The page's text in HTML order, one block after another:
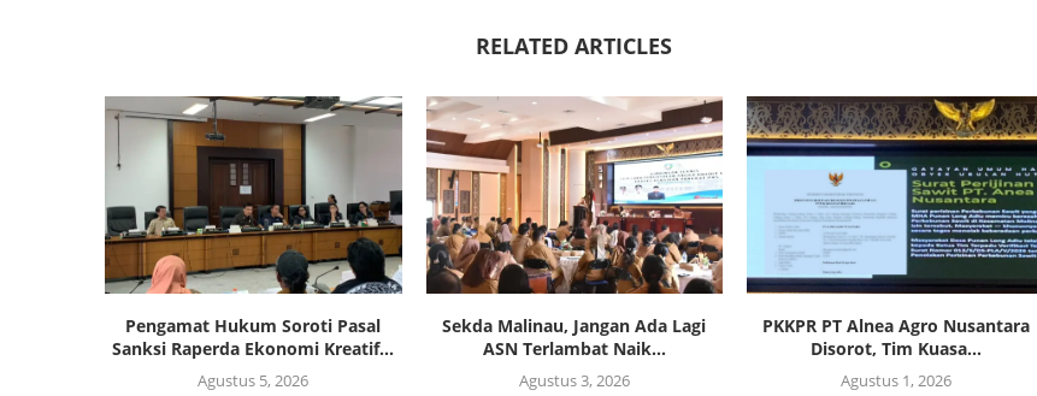
RELATED ARTICLES
Pengamat Hukum Soroti Pasal
Sanksi Raperda Ekonomi Kreatif...
Agustus 5, 2026
Sekda Malinau, Jangan Ada Lagi
ASN Terlambat Naik...
Agustus 3, 2026
PKKPR PT Alnea Agro Nusantara
Disorot, Tim Kuasa...
Agustus 1, 2026